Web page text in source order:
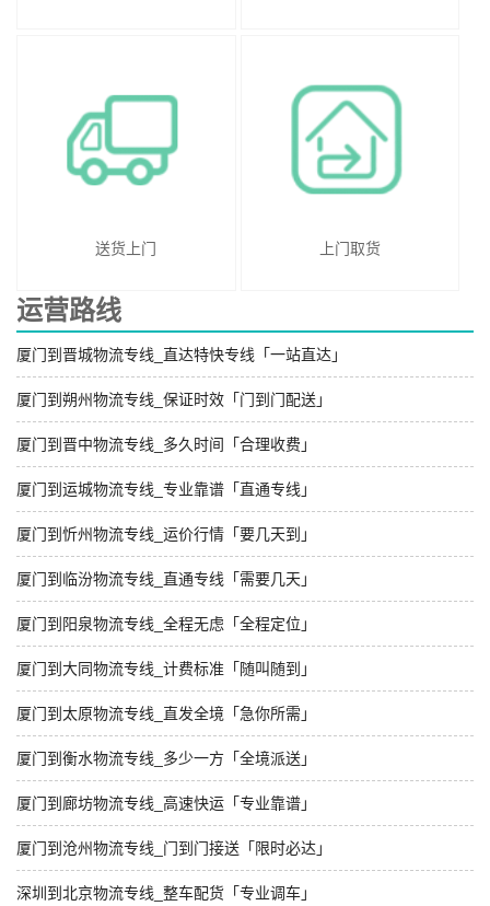
送货上门 上门取货
运营路线
厦门到晋城物流专线_直达特快专线「一站直达」
厦门到朔州物流专线_保证时效「门到门配送」
厦门到晋中物流专线_多久时间「合理收费」
厦门到运城物流专线_专业靠谱「直通专线」
厦门到忻州物流专线_运价行情「要几天到」
厦门到临汾物流专线_直通专线「需要几天」
厦门到阳泉物流专线_全程无虑「全程定位」
厦门到大同物流专线_计费标准「随叫随到」
厦门到太原物流专线_直发全境「急你所需」
厦门到衡水物流专线_多少一方「全境派送」
厦门到廊坊物流专线_高速快运「专业靠谱」
厦门到沧州物流专线_门到门接送「限时必达」
深圳到北京物流专线_整车配货「专业调车」